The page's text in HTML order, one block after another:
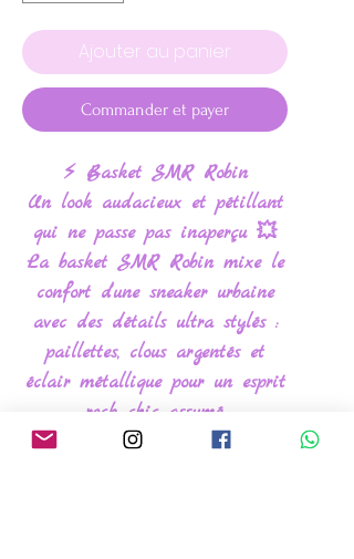
Ajouter au panier
Commander et payer
⚡️ Basket SMR Robin
Un look audacieux et pétillant
qui ne passe pas inaperçu 💥
La basket SMR Robin mixe le
confort d’une sneaker urbaine
avec des détails ultra stylés :
paillettes, clous argentés et
éclair métallique pour un esprit
rock chic assumé.
🖤 Détails :